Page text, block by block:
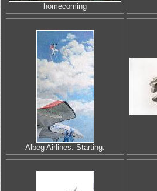
homecoming
Albeg Airlines. Starting.